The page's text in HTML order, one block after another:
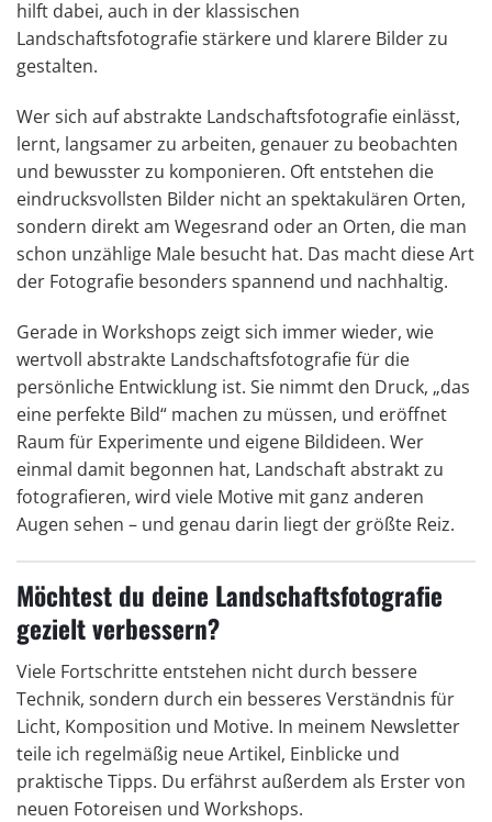
hilft dabei, auch in der klassischen
Landschaftsfotografie stärkere und klarere Bilder zu
gestalten.
Wer sich auf abstrakte Landschaftsfotografie einlässt,
lernt, langsamer zu arbeiten, genauer zu beobachten
und bewusster zu komponieren. Oft entstehen die
eindrucksvollsten Bilder nicht an spektakulären Orten,
sondern direkt am Wegesrand oder an Orten, die man
schon unzählige Male besucht hat. Das macht diese Art
der Fotografie besonders spannend und nachhaltig.
Gerade in Workshops zeigt sich immer wieder, wie
wertvoll abstrakte Landschaftsfotografie für die
persönliche Entwicklung ist. Sie nimmt den Druck, „das
eine perfekte Bild“ machen zu müssen, und eröffnet
Raum für Experimente und eigene Bildideen. Wer
einmal damit begonnen hat, Landschaft abstrakt zu
fotografieren, wird viele Motive mit ganz anderen
Augen sehen – und genau darin liegt der größte Reiz.
Möchtest du deine Landschaftsfotografie
gezielt verbessern?
Viele Fortschritte entstehen nicht durch bessere
Technik, sondern durch ein besseres Verständnis für
Licht, Komposition und Motive. In meinem Newsletter
teile ich regelmäßig neue Artikel, Einblicke und
praktische Tipps. Du erfährst außerdem als Erster von
neuen Fotoreisen und Workshops.